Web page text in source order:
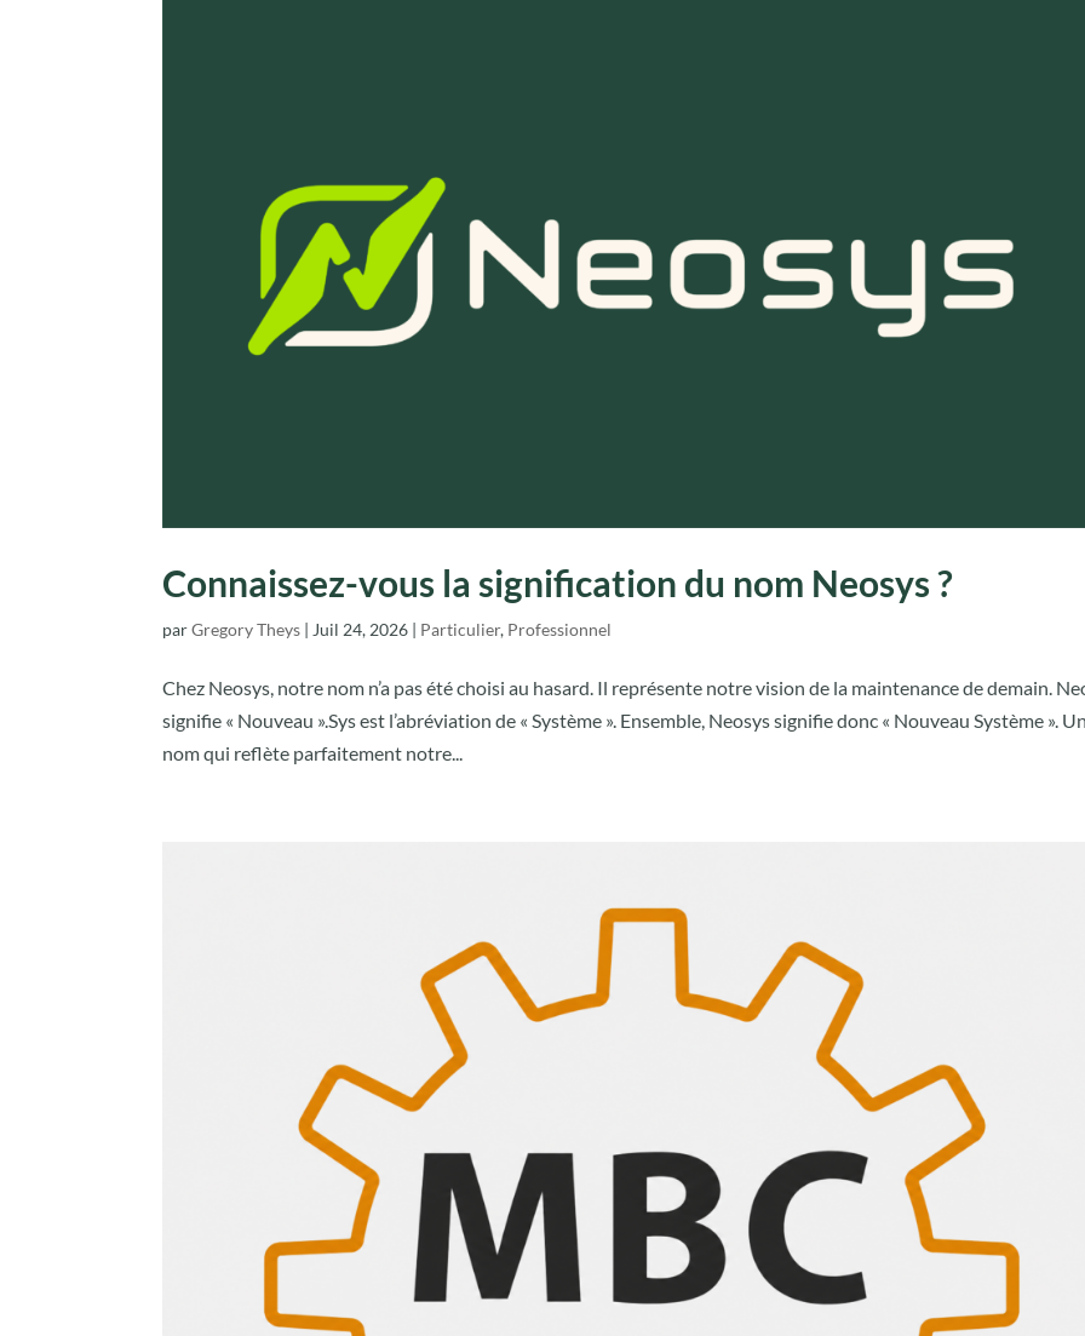
Connaissez-vous la signification du nom Neosys ?
parGregory Theys | Juil 24, 2026 | Particulier, Professionnel
Chez Neosys, notre nom n’a pas été choisi au hasard. Il représente notre vision de la maintenance de demain.
signifie « Nouveau ».Sys est l’abréviation de « Système ». Ensemble, Neosys signifie donc « Nouveau Système ».
nom qui reflète parfaitement notre...